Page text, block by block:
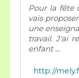
Pour la fête
vais
une
travail. J'ai
enfant ...